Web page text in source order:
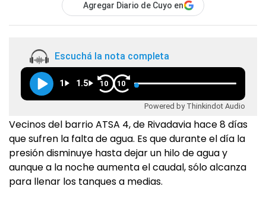
Agregar Diario de Cuyo en
Escuchá la nota completa
1 1.5 10 10
Powered by Thinkindot Audio
Vecinos del barrio ATSA 4, de Rivadavia hace 8 días
que sufren la falta de agua. Es que durante el día la
presión disminuye hasta dejar un hilo de agua y
aunque a la noche aumenta el caudal, sólo alcanza
para llenar los tanques a medias.